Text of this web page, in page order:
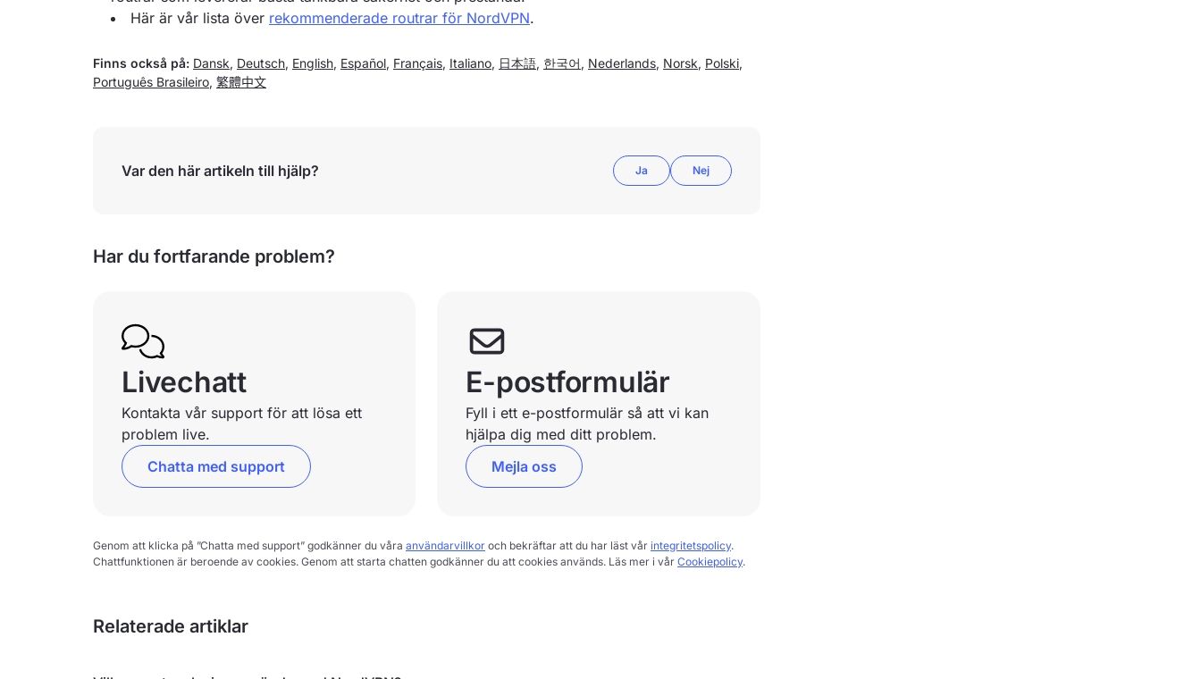
Här är vår lista över rekommenderade routrar för NordVPN.
Finns också på: Dansk, Deutsch, English, Español, Français, Italiano, 日本語, 한국어 , Nederlands, Norsk, Polski,
Português Brasileiro, 繁體中文
Var den här artikeln till hjälp? Ja Nej
Har du fortfarande problem?
Livechatt
Kontakta vår support för att lösa ett
problem live.
Chatta med support
E-postformulär
Fyll i ett e-postformulär så att vi kan
hjälpa dig med ditt problem.
Mejla oss
Genom att klicka på ”Chatta med support” godkänner du våra användarvillkor och bekräftar att du har läst vår integritetspolicy.
Chattfunktionen är beroende av cookies. Genom att starta chatten godkänner du att cookies används. Läs mer i vår Cookiepolicy.
Relaterade artiklar